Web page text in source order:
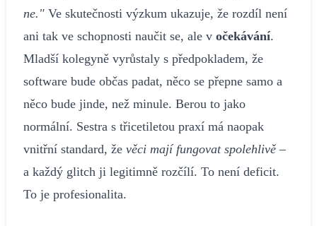
ne." Ve skutečnosti výzkum ukazuje, že rozdíl není
ani tak ve schopnosti naučit se, ale v očekávání.
Mladší kolegyně vyrůstaly s předpokladem, že
software bude občas padat, něco se přepne samo a
něco bude jinde, než minule. Berou to jako
normální. Sestra s třicetiletou praxí má naopak
vnitřní standard, že věci mají fungovat spolehlivě –
a každý glitch ji legitimně rozčílí. To není deficit.
To je profesionalita.